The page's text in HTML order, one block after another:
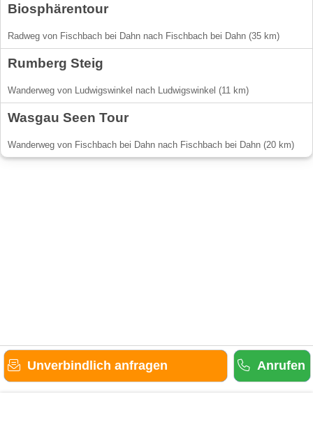
Biosphärentour
Radweg von Fischbach bei Dahn nach Fischbach bei Dahn (35 km)
Rumberg Steig
Wanderweg von Ludwigswinkel nach Ludwigswinkel (11 km)
Wasgau Seen Tour
Wanderweg von Fischbach bei Dahn nach Fischbach bei Dahn (20 km)
Unverbindlich anfragen Anrufen